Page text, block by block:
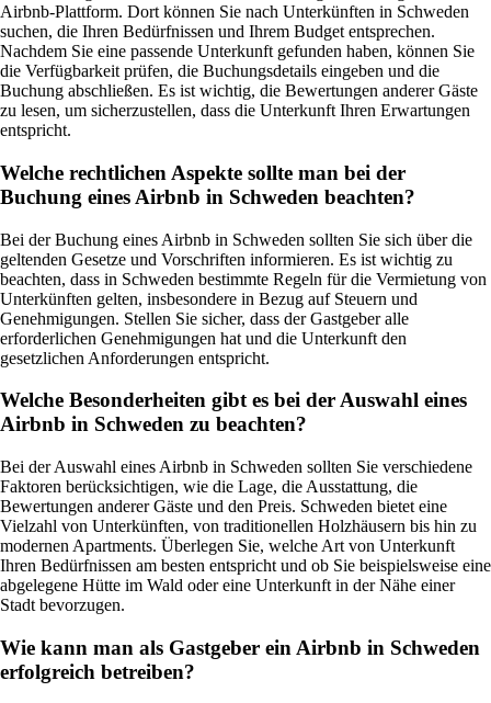
Airbnb-Plattform. Dort können Sie nach Unterkünften in Schweden
suchen, die Ihren Bedürfnissen und Ihrem Budget entsprechen.
Nachdem Sie eine passende Unterkunft gefunden haben, können Sie
die Verfügbarkeit prüfen, die Buchungsdetails eingeben und die
Buchung abschließen. Es ist wichtig, die Bewertungen anderer Gäste
zu lesen, um sicherzustellen, dass die Unterkunft Ihren Erwartungen
entspricht.
Welche rechtlichen Aspekte sollte man bei der
Buchung eines Airbnb in Schweden beachten?
Bei der Buchung eines Airbnb in Schweden sollten Sie sich über die
geltenden Gesetze und Vorschriften informieren. Es ist wichtig zu
beachten, dass in Schweden bestimmte Regeln für die Vermietung von
Unterkünften gelten, insbesondere in Bezug auf Steuern und
Genehmigungen. Stellen Sie sicher, dass der Gastgeber alle
erforderlichen Genehmigungen hat und die Unterkunft den
gesetzlichen Anforderungen entspricht.
Welche Besonderheiten gibt es bei der Auswahl eines
Airbnb in Schweden zu beachten?
Bei der Auswahl eines Airbnb in Schweden sollten Sie verschiedene
Faktoren berücksichtigen, wie die Lage, die Ausstattung, die
Bewertungen anderer Gäste und den Preis. Schweden bietet eine
Vielzahl von Unterkünften, von traditionellen Holzhäusern bis hin zu
modernen Apartments. Überlegen Sie, welche Art von Unterkunft
Ihren Bedürfnissen am besten entspricht und ob Sie beispielsweise eine
abgelegene Hütte im Wald oder eine Unterkunft in der Nähe einer
Stadt bevorzugen.
Wie kann man als Gastgeber ein Airbnb in Schweden
erfolgreich betreiben?